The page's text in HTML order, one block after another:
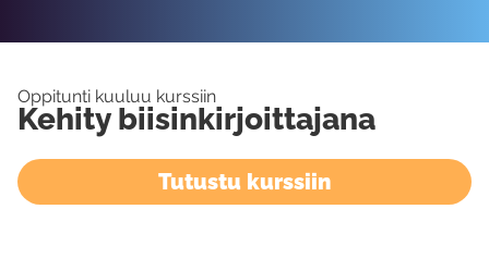
Oppitunti kuuluu kurssiin
Kehity biisinkirjoittajana
Tutustu kurssiin